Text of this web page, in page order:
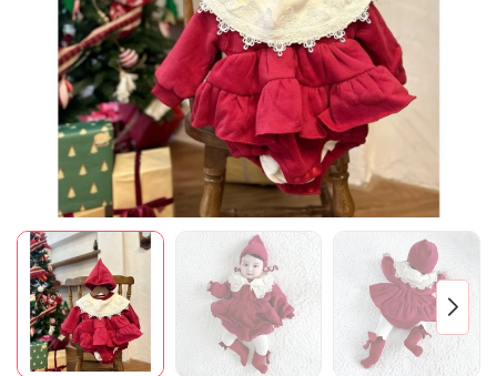
Mã giảm giá:
Ngày hết hạn:
Điều kiện: